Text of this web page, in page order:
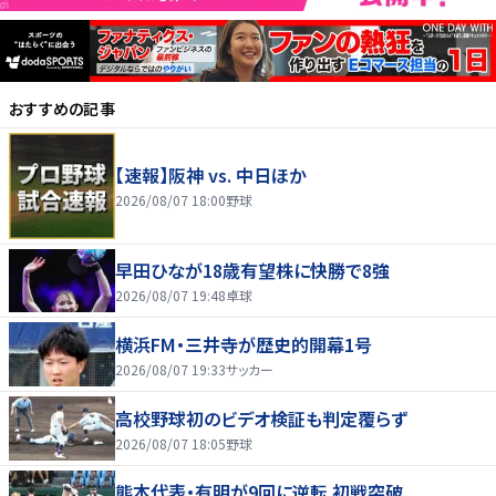
おすすめの記事
【速報】阪神 vs. 中日ほか
2026/08/07 18:00野球
早田ひなが18歳有望株に快勝で8強
2026/08/07 19:48卓球
横浜FM・三井寺が歴史的開幕1号
2026/08/07 19:33サッカー
高校野球初のビデオ検証も判定覆らず
2026/08/07 18:05野球